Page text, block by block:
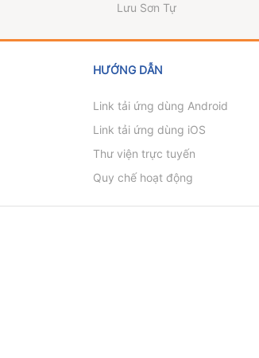
Lưu Sơn Tự
HƯỚNG DẪN
Link tải ứng dùng Android
Link tải ứng dùng iOS
Thư viện trực tuyến
Quy chế hoạt động